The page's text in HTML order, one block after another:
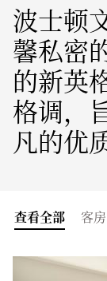
波士顿
馨私密
的新英
格调，
凡的优
查看全部 客房